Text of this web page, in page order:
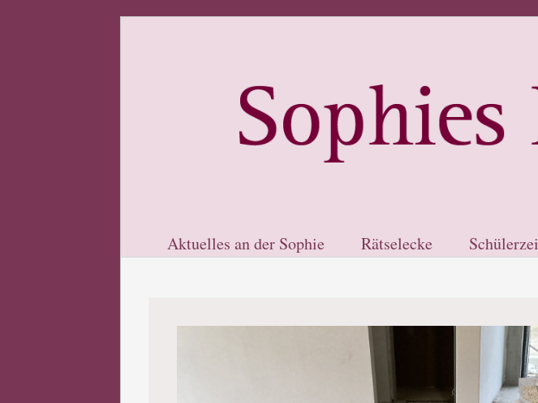
Aktuelles an der Sophie Rätselecke